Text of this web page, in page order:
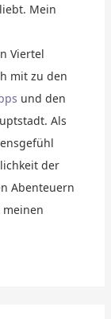
Mein
Viertel
mit zu den
und den
Als
der
Abenteuern